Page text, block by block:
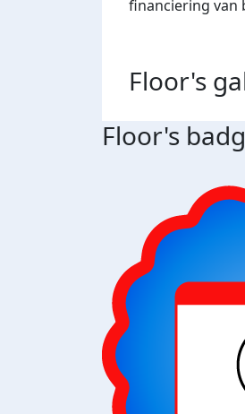
financiering van
Floor's
Floor's